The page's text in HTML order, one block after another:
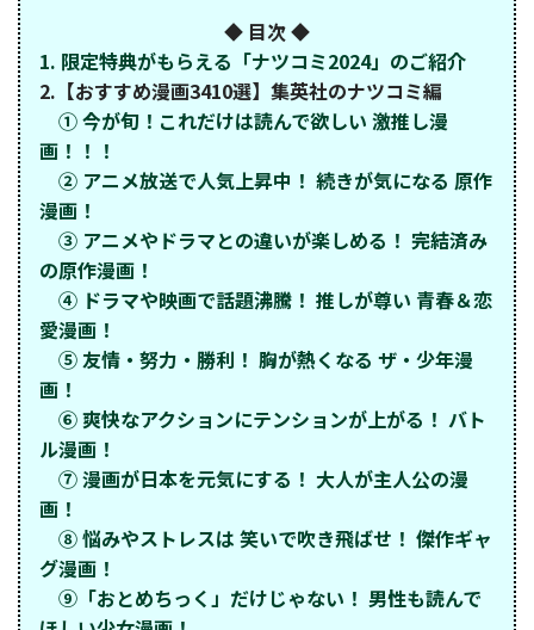
◆ 目次 ◆
1. 限定特典がもらえる「ナツコミ2024」のご紹介
2.【おすすめ漫画3410選】集英社のナツコミ編
① 今が旬！これだけは読んで欲しい 激推し漫
画！！！
② アニメ放送で人気上昇中！ 続きが気になる 原作
漫画！
③ アニメやドラマとの違いが楽しめる！ 完結済み
の原作漫画！
④ ドラマや映画で話題沸騰！ 推しが尊い 青春＆恋
愛漫画！
⑤ 友情・努力・勝利！ 胸が熱くなる ザ・少年漫
画！
⑥ 爽快なアクションにテンションが上がる！ バト
ル漫画！
⑦ 漫画が日本を元気にする！ 大人が主人公の漫
画！
⑧ 悩みやストレスは 笑いで吹き飛ばせ！ 傑作ギャ
グ漫画！
⑨「おとめちっく」だけじゃない！ 男性も読んで